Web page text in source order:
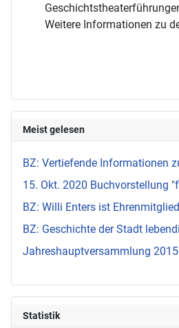
Weitere Informationen zu
Meist gelesen
BZ: Vertiefende Informationen
15. Okt. 2020 Buchvorstellung
BZ: Willi Enters ist Ehrenmitglied
BZ: Geschichte der Stadt
Jahreshauptversammlung 2015
Statistik